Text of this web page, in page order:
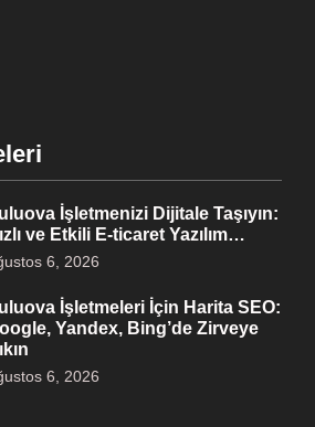
İşletmenizi Dijitale Taşıyın:
ve Etkili E-ticaret Yazılım…
6, 2026
İşletmeleri İçin Harita SEO:
Yandex, Bing’de Zirveye
6, 2026